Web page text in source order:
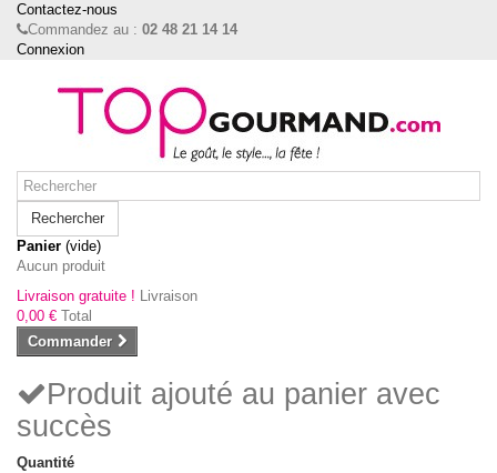
Contactez-nous
Commandez au : 02 48 21 14 14
Connexion
Rechercher
Panier (vide)
Aucun produit
Livraison gratuite ! Livraison
0,00 € Total
Commander
Produit ajouté au panier avec
succès
Quantité